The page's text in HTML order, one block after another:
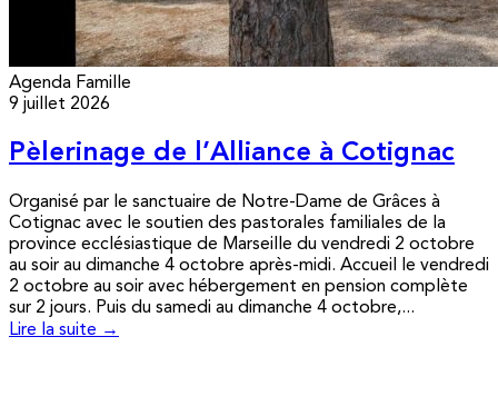
Agenda Famille
9 juillet 2026
Pèlerinage de l’Alliance à Cotignac
Organisé par le sanctuaire de Notre-Dame de Grâces à
Cotignac avec le soutien des pastorales familiales de la
province ecclésiastique de Marseille du vendredi 2 octobre
au soir au dimanche 4 octobre après-midi. Accueil le vendredi
2 octobre au soir avec hébergement en pension complète
sur 2 jours. Puis du samedi au dimanche 4 octobre,...
Lire la suite →